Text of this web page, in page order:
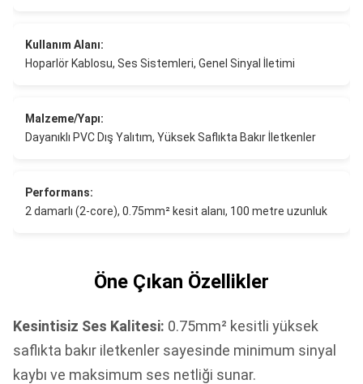
Kullanım Alanı:
Hoparlör Kablosu, Ses Sistemleri, Genel Sinyal İletimi
Malzeme/Yapı:
Dayanıklı PVC Dış Yalıtım, Yüksek Saflıkta Bakır İletkenler
Performans:
2 damarlı (2-core), 0.75mm² kesit alanı, 100 metre uzunluk
Öne Çıkan Özellikler
Kesintisiz Ses Kalitesi: 0.75mm² kesitli yüksek
saflıkta bakır iletkenler sayesinde minimum sinyal
kaybı ve maksimum ses netliği sunar.